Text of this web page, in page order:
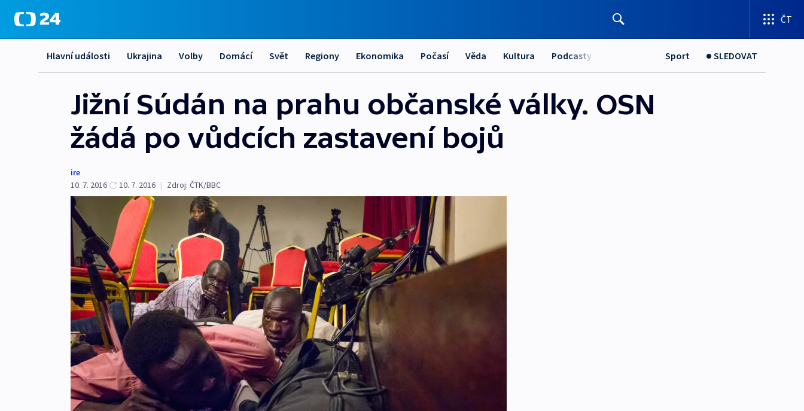
ČT
Hlavní události Ukrajina Volby Domácí Svět Regiony Ekonomika Počasí Věda Kultura Podcasty Sport SLEDOVAT
Jižní Súdán na prahu občanské války. OSN
žádá po vůdcích zastavení bojů
ire
10. 7. 2016
10. 7. 2016 | Zdroj: ČTK/BBC